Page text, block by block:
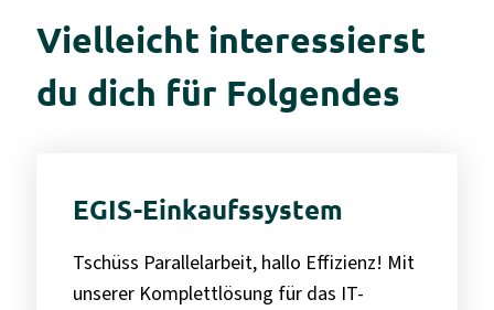
Vielleicht interessierst
du dich für Folgendes
EGIS-Einkaufssystem
Tschüss Parallelarbeit, hallo Effizienz! Mit
unserer Komplettlösung für das IT-